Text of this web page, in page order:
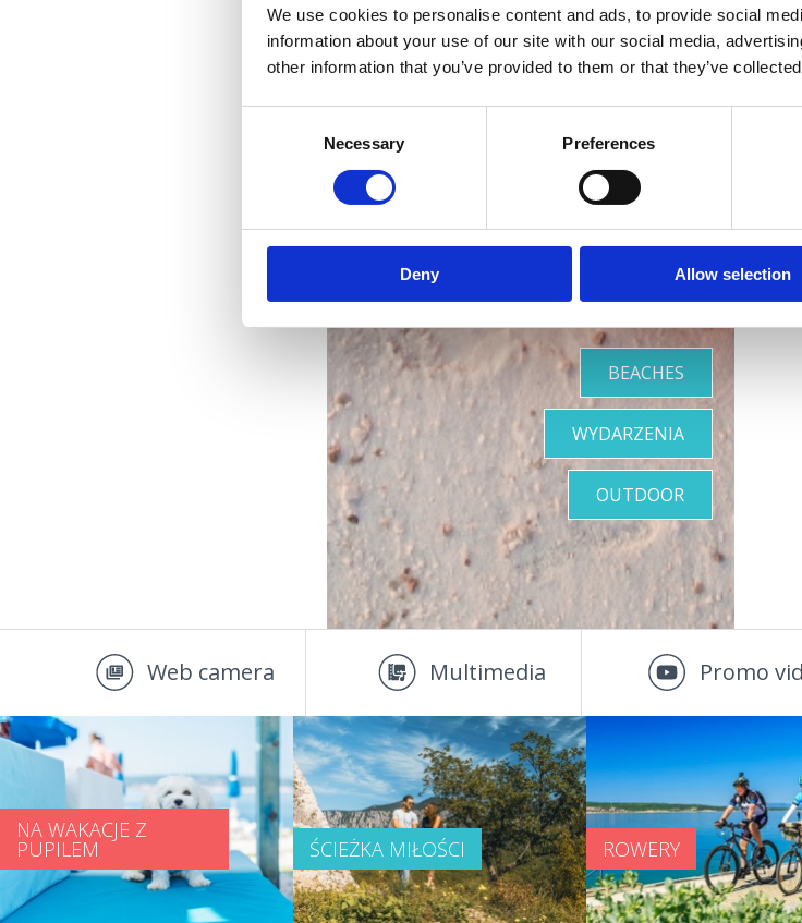
We use cookies to personalise content and ads, to provide social
information about your use of our site with our social media,
other information that you’ve provided to them or that they’ve
Necessary Preferences
Deny Allow selection
Riwiera z
najpiękniejszy
mi plażami
BEACHES
WYDARZENIA
OUTDOOR
Web camera Multimedia Promo
NA WAKACJE Z
PUPILEM ŚCIEŻKA MIŁOŚCI ROWERY